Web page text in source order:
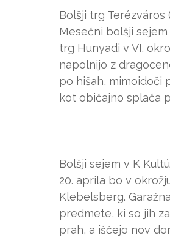
Bolšji trg Terézváros
Mesečni bolšji
trg Hunyadi v VI.
napolnijo z
po hišah, mimoidoči
kot običajno splača
Bolšji sejem v K
20. aprila bo v
Klebelsberg.
predmete, ki so jih
prah, a iščejo nov